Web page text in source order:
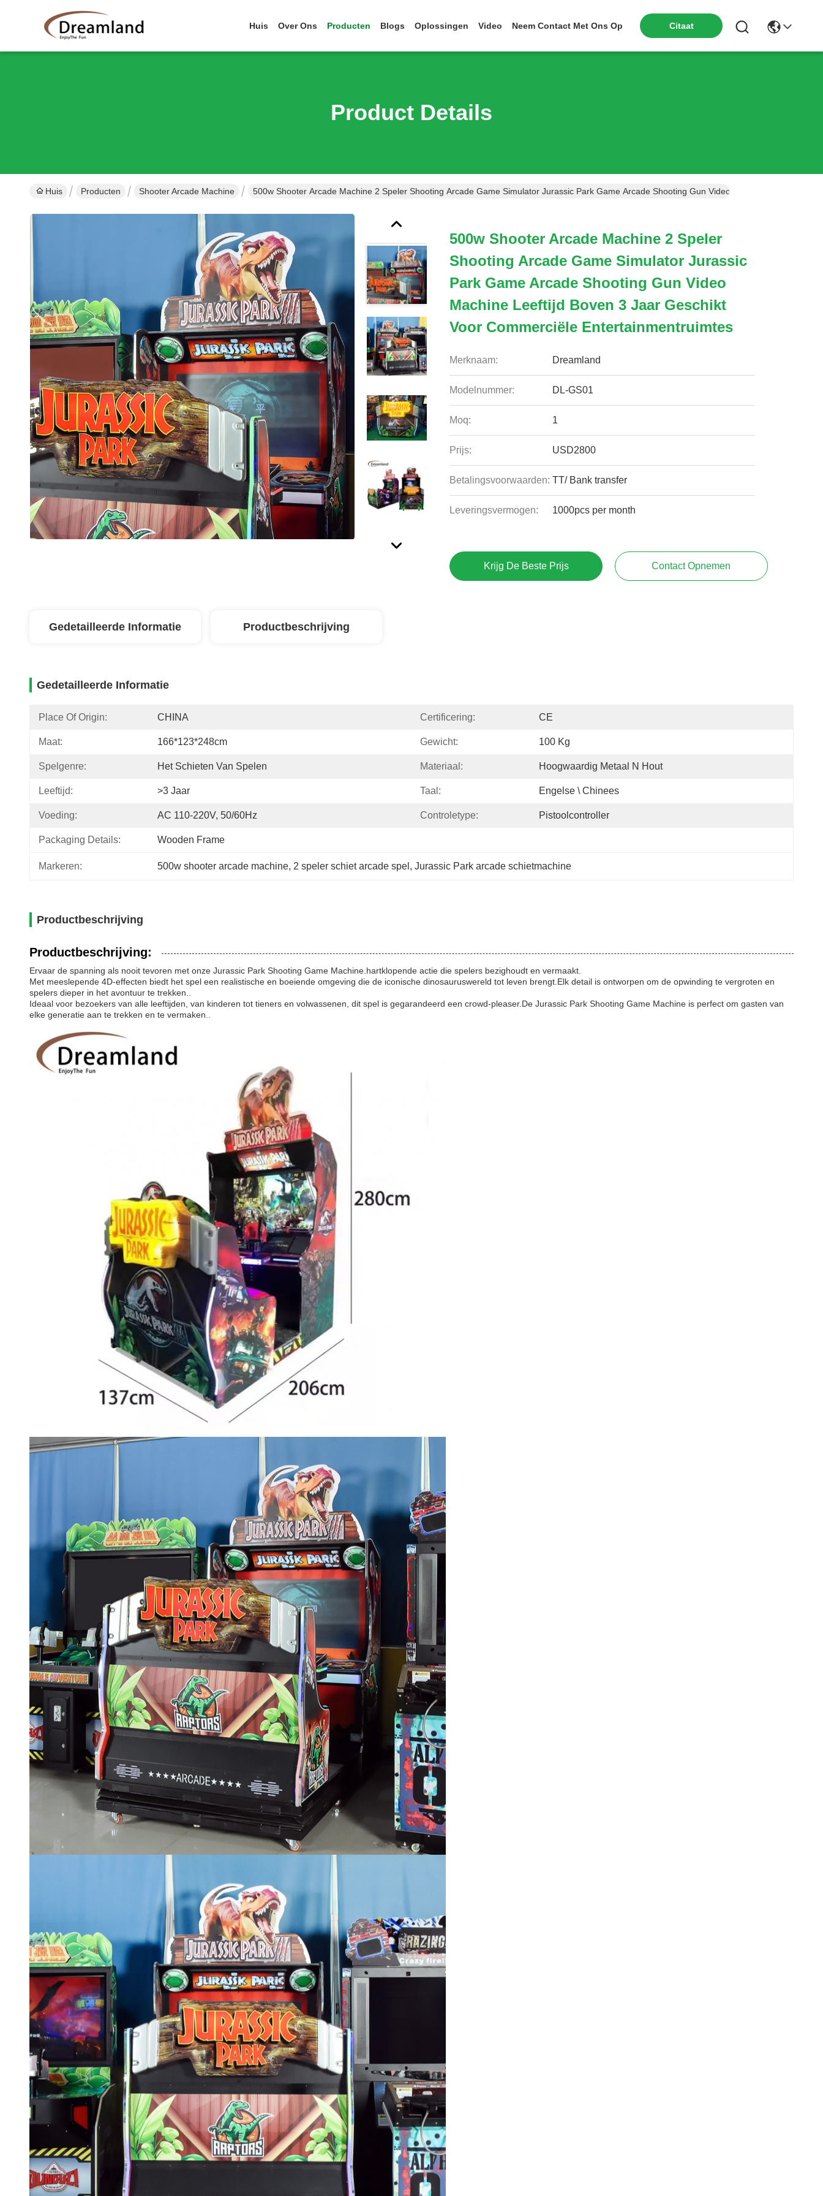
Huis Over Ons Producten Blogs Oplossingen Video Neem Contact Met Ons Op Citaat
Product Details
Huis Producten Shooter Arcade Machine 500w Shooter Arcade Machine 2 Speler Shooting Arcade Game Simulator Jurassic Park Game Arcade Shooting Gun Video Machine Leeftijd
500w Shooter Arcade Machine 2 Speler
Shooting Arcade Game Simulator Jurassic
Park Game Arcade Shooting Gun Video
Machine Leeftijd Boven 3 Jaar Geschikt
Voor Commerciële Entertainmentruimtes
Merknaam: Dreamland
Modelnummer: DL-GS01
Moq: 1
Prijs: USD2800
Betalingsvoorwaarden: TT/ Bank transfer
Leveringsvermogen: 1000pcs per month
Krijg De Beste Prijs Contact Opnemen
Gedetailleerde Informatie Productbeschrijving
Gedetailleerde Informatie
Place Of Origin: CHINA Certificering: CE
Maat: 166*123*248cm Gewicht: 100 Kg
Spelgenre: Het Schieten Van Spelen Materiaal: Hoogwaardig Metaal N Hout
Leeftijd: >3 Jaar Taal: Engelse \ Chinees
Voeding: AC 110-220V, 50/60Hz Controletype: Pistoolcontroller
Packaging Details: Wooden Frame
Markeren: 500w shooter arcade machine, 2 speler schiet arcade spel , Jurassic Park arcade schietmachine
Productbeschrijving
Productbeschrijving:
Ervaar de spanning als nooit tevoren met onze Jurassic Park Shooting Game Machine.hartklopende actie die spelers bezighoudt en vermaakt.
Met meeslepende 4D-effecten biedt het spel een realistische en boeiende omgeving die de iconische dinosauruswereld tot leven brengt.Elk detail is ontworpen om de opwinding te vergroten en
spelers dieper in het avontuur te trekken..
Ideaal voor bezoekers van alle leeftijden, van kinderen tot tieners en volwassenen, dit spel is gegarandeerd een crowd-pleaser.De Jurassic Park Shooting Game Machine is perfect om gasten van
elke generatie aan te trekken en te vermaken..